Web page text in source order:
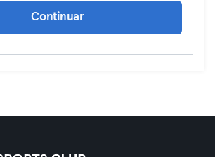
Continuar